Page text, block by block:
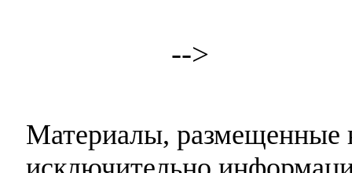
-->
Материалы, размещенные